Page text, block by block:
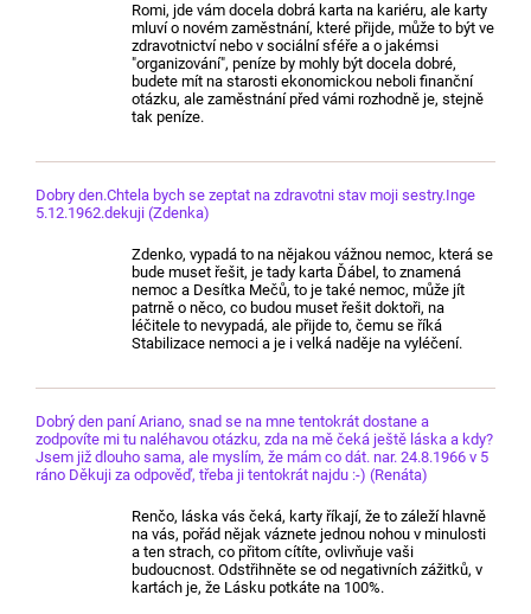
Romi, jde vám docela dobrá karta na kariéru, ale karty
mluví o novém zaměstnání, které přijde, může to být ve
zdravotnictví nebo v sociální sféře a o jakémsi
"organizování", peníze by mohly být docela dobré,
budete mít na starosti ekonomickou neboli finanční
otázku, ale zaměstnání před vámi rozhodně je, stejně
tak peníze.
Dobry den.Chtela bych se zeptat na zdravotni stav moji sestry.Inge
5.12.1962.dekuji (Zdenka)
Zdenko, vypadá to na nějakou vážnou nemoc, která se
bude muset řešit, je tady karta Ďábel, to znamená
nemoc a Desítka Mečů, to je také nemoc, může jít
patrně o něco, co budou muset řešit doktoři, na
léčitele to nevypadá, ale přijde to, čemu se říká
Stabilizace nemoci a je i velká naděje na vyléčení.
Dobrý den paní Ariano, snad se na mne tentokrát dostane a
zodpovíte mi tu naléhavou otázku, zda na mě čeká ještě láska a kdy?
Jsem již dlouho sama, ale myslím, že mám co dát. nar. 24.8.1966 v 5
ráno Děkuji za odpověď, třeba ji tentokrát najdu :-) (Renáta)
Renčo, láska vás čeká, karty říkají, že to záleží hlavně
na vás, pořád nějak váznete jednou nohou v minulosti
a ten strach, co přitom cítíte, ovlivňuje vaši
budoucnost. Odstřihněte se od negativních zážitků, v
kartách je, že Lásku potkáte na 100%.